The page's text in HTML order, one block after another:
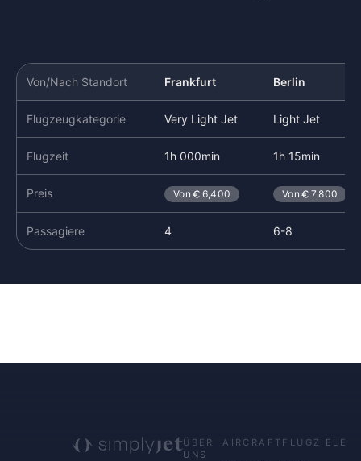
Von/Nach Standort Frankfurt Berlin
Flugzeugkategorie Very Light Jet Light Jet
Flugzeit 1h 000min 1h 15min
Preis Von 6,400 Von 7,800
Passagiere 4 6-8
ÜBER
UNS
AIRCRAFT FLUGZIELE